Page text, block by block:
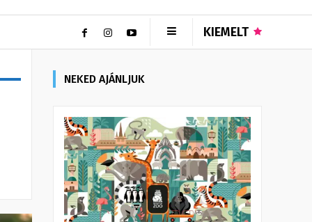
KIEMELT
NEKED AJÁNLJUK